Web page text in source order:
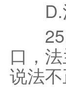
D.
25.
口，
说法